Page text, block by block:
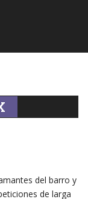
del barro y
de larga